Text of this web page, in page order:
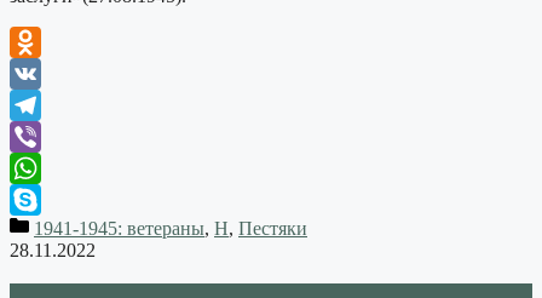
Odnoklassniki
VK
Telegram
Viber
WhatsApp
Skype1941-1945: ветераны, Н, Пестяки
28.11.2022